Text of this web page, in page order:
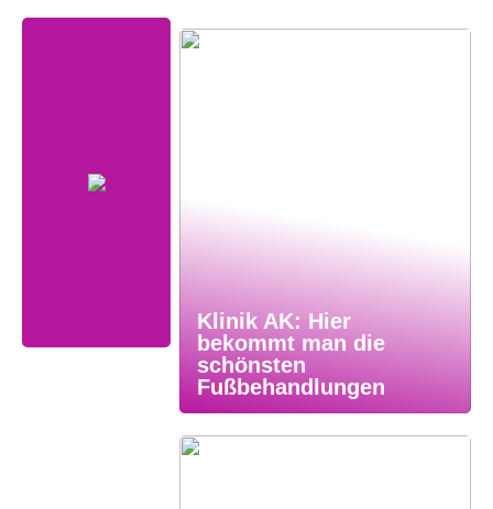
Klinik AK: Hier
bekommt man die
schönsten
Fußbehandlungen